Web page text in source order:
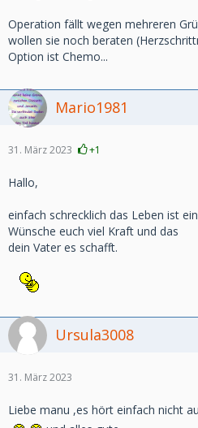
Operation fällt wegen mehreren
wollen sie noch beraten
Option ist Chemo...
Mario1981
31. März 2023 +1
Hallo,
einfach schrecklich das Leben ist
Wünsche euch viel Kraft und das
dein Vater es schafft.
Ursula3008
31. März 2023
Liebe manu ,es hört einfach nicht